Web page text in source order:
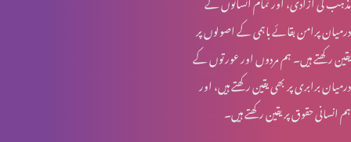
روزہ اور عورت کے شرعی مسایل (حصہ 4)
روزہ اور عورت کے شرعی مسایل (حصہ 3)
درمیان پرامن بقائے باہمی کے اصولوں پر
یقین رکھتے ہیں۔ ہم مردوں اور عورتوں کے
درمیان برابری پر بھی یقین رکھتے ہیں، اور
ہم انسانی حقوق پر یقین رکھتے ہیں۔